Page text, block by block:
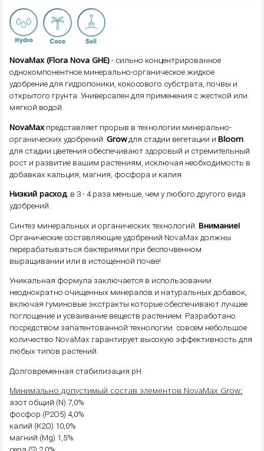
NovaMax (Flora Nova GHE)- сильно концентрированное
однокомпонентное минерально-органическое жидкое
удобрение для гидропоники, кокосового субстрата, почвы и
открытого грунта. Универсален для применения с жесткой или
мягкой водой.
NovaMaxпредставляет прорыв в технологии минерально-
органических удобрений.Growдля стадии вегетации иBloom
для стадии цветения обеспечивают здоровый и стремительный
рост и развитие вашим растениям, исключая необходимость в
добавках кальция, магния, фосфора и калия.
Низкий расход: в 3 - 4 раза меньше, чем у любого другого вида
удобрений.
Синтез минеральных и органических технологий.Внимание!
Органические составляющие удобрений NovaMax должны
перерабатываться бактериями при беспочвенном
выращивании или в истощенной почве!
Уникальная формула заключается в использовании
неоднократно очищенных минералов и натуральных добавок,
включая гуминовые экстракты которые обеспечивают лучшее
поглощение и усваивание веществ растением. Разработано
посредством запатентованной технологии: совсем небольшое
количество NovaMax гарантирует высокую эффективность для
любых типов растений.
Долговременная стабилизация рН.
Минимально допустимый состав элементов NovaMax Grow:
азот общий (N) 7,0%
фосфор (P2O5) 4,0%
калий (K2O) 10,0%
магний (Mg) 1,5%